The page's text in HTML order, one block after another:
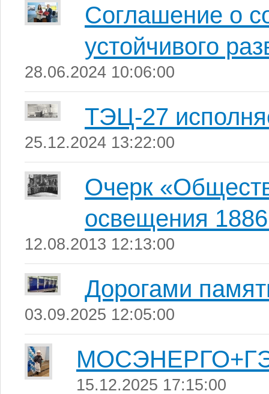
Соглашение о
устойчивого
28.06.2024 10:06:00
ТЭЦ-27
25.12.2024 13:22:00
Очерк
освещения
12.08.2013 12:13:00
Дорогами
03.09.2025 12:05:00
15.12.2025 17:15:00